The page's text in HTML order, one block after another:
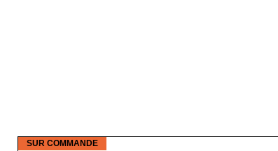
SUR COMMANDE